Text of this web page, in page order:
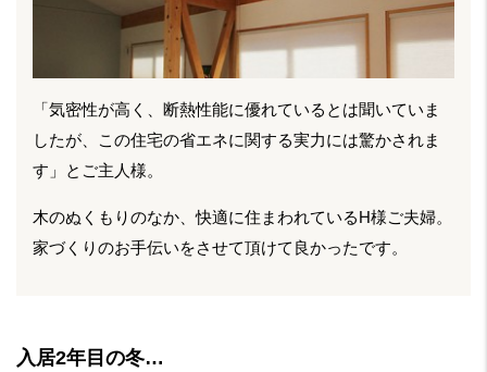
「気密性が高く、断熱性能に優れているとは聞いていま
したが、この住宅の省エネに関する実力には驚かされま
す」とご主人様。
木のぬくもりのなか、快適に住まわれているH様ご夫婦。
家づくりのお手伝いをさせて頂けて良かったです。
入居2年目の冬…